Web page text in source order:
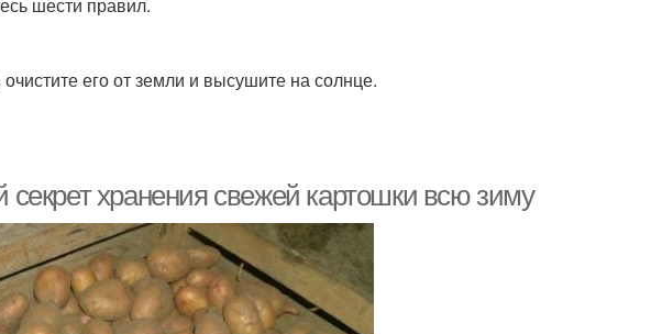
его от земли и высушите на солнце.
хранения свежей картошки всю зиму